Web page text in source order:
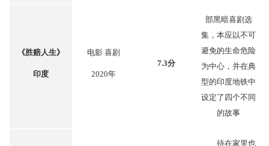
《胜赔人生》
印度
电影 喜剧
2020年
7.3分
部黑暗喜剧选
集，本应以不可
避免的生命危险
为中心，并在典
型的印度地铁中
设定了四个不同
的故事
待在家里也